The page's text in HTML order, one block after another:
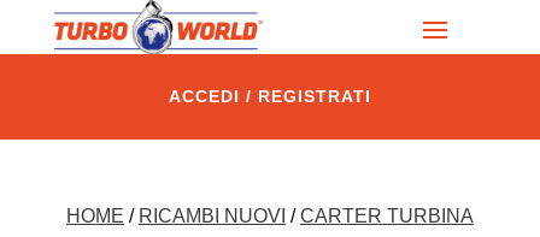
ACCEDI / REGISTRATI
HOME / RICAMBI NUOVI /CARTER TURBINA